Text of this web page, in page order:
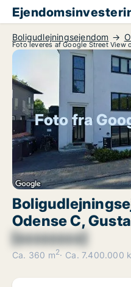
Boligudlejningsejendom
Foto leveres af Google Street
Foto fra
Odense C,
[xxxxxxxx]
Ca. 360 m2 Ca. 7.400.000